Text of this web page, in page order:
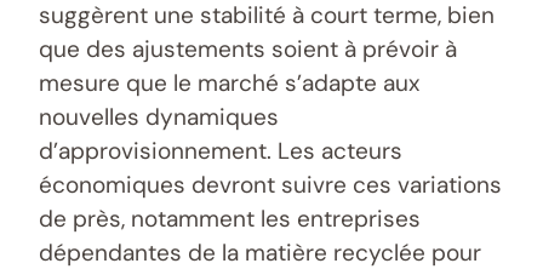
suggèrent une stabilité à court terme, bien
que des ajustements soient à prévoir à
mesure que le marché s’adapte aux
nouvelles dynamiques
d’approvisionnement. Les acteurs
économiques devront suivre ces variations
de près, notamment les entreprises
dépendantes de la matière recyclée pour